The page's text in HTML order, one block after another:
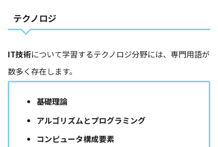
テクノロジ
IT技術について学習するテクノロジ分野には、専門用語が
数多く存在します。
基礎理論
アルゴリズムとプログラミング
コンピュータ構成要素